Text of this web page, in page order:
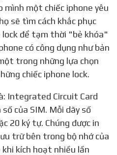
mình một chiếc iphone yêu
sẽ tìm cách khắc phục
lock để tạm thời "bẻ khóa"
có công dụng như bản
trong những lựa chọn
chiếc iphone lock.
của SIM. Mỗi dãy số
20 ký tự. Chúng được in
trữ bên trong bộ nhớ của
kích hoạt nhiều lần